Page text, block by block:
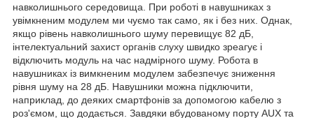
навколишнього середовища. При роботі в навушниках з
увімкненим модулем ми чуємо так само, як і без них. Однак,
якщо рівень навколишнього шуму перевищує 82 дБ,
інтелектуальний захист органів слуху швидко зреагує і
відключить модуль на час надмірного шуму. Робота в
навушниках із вимкненим модулем забезпечує зниження
рівня шуму на 28 дБ. Навушники можна підключити,
наприклад, до деяких смартфонів за допомогою кабелю з
роз'ємом, що додається. Завдяки вбудованому порту AUX та